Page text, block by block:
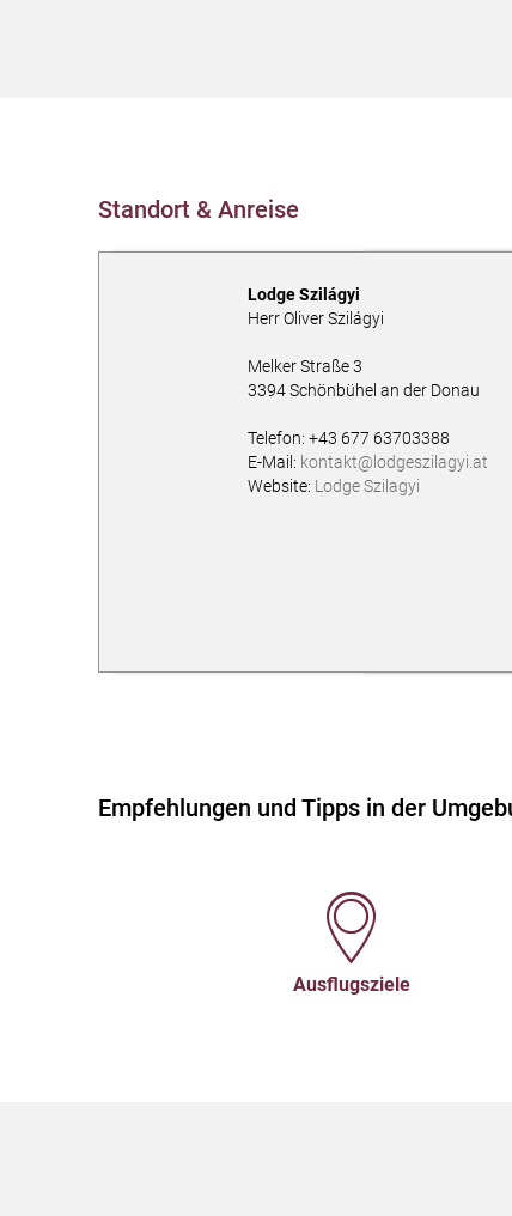
Standort & Anreise
Lodge Szilágyi
Herr Oliver Szilágyi
Melker Straße 3
3394Schönbühel an der Donau
Telefon: +43 677 63703388
E-Mail: kontakt@lodgeszilagyi.at
Website: Lodge Szilagyi
Empfehlungen und Tipps in der
Ausflugsziele